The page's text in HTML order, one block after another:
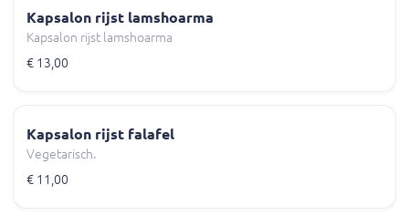
Kapsalon rijst lamshoarma
Kapsalon rijst lamshoarma
€ 13,00
Kapsalon rijst falafel
Vegetarisch.
€ 11,00